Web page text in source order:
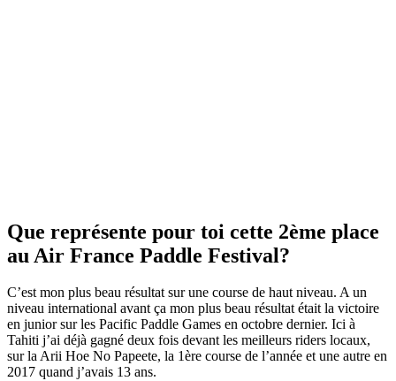
Que représente pour toi cette 2ème place
au Air France Paddle Festival?
C’est mon plus beau résultat sur une course de haut niveau. A un
niveau international avant ça mon plus beau résultat était la victoire
en junior sur les Pacific Paddle Games en octobre dernier. Ici à
Tahiti j’ai déjà gagné deux fois devant les meilleurs riders locaux,
sur la Arii Hoe No Papeete, la 1ère course de l’année et une autre en
2017 quand j’avais 13 ans.